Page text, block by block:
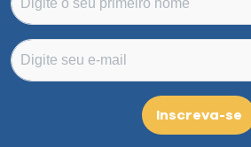
Inscreva-se